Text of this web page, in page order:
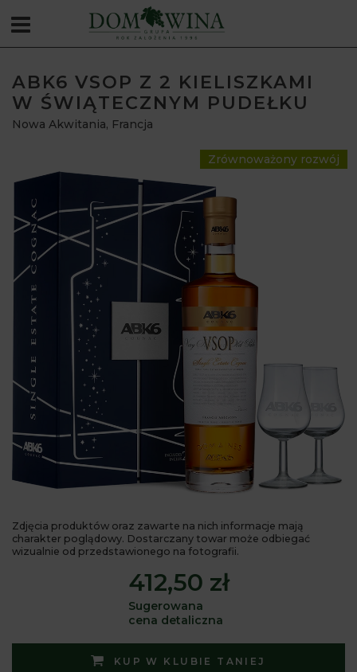
ABK6 VSOP Z 2 KIELISZKAMI
W ŚWIĄTECZNYM PUDEŁKU
Nowa Akwitania, Francja
Zrównoważony rozwój
Zdjęcia produktów oraz zawarte na nich informacje mają
charakter poglądowy. Dostarczany towar może odbiegać
wizualnie od przedstawionego na fotografii.
412,50 zł
Sugerowana
cena detaliczna
KUP W KLUBIE TANIEJ